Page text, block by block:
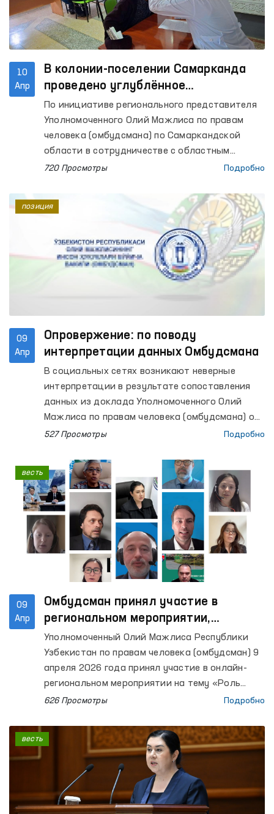
10
Апр
В колонии-поселении Самарканда
проведено углублённое
медицинское обследование
По инициативе регионального представителя
Уполномоченного Олий Мажлиса по правам
человека (омбудсмана) по Самаркандской
области в сотрудничестве с областным
управлением здравоохранения для
было организовано медицинское
обследование.
720 Просмотры Подробно
09
Апр
Опровержение: по поводу
интерпретации данных Омбудсмана
В социальных сетях возникают неверные
интерпретации в результате сопоставления
данных из доклада Уполномоченного Олий
Мажлиса по правам человека (омбудсмана) о
деятельности за 2025 год с показателями,
Верховного суда.
527 Просмотры Подробно
позиция
09
Апр
Омбудсман принял участие в
региональном мероприятии,
посвящённом экологическим правам
Уполномоченный Олий Мажлиса Республики
Узбекистан по правам человека (омбудсман) 9
апреля 2026 года принял участие в онлайн-
региональном мероприятии на тему «Роль
сотрудничества Север–Юг, Юг–Юг и
всех прав человека, включая право на
развитие», организованном Управлением
Верховного комиссара Организации
Объединённых Наций по правам человека.
626 Просмотры Подробно
весть
весть